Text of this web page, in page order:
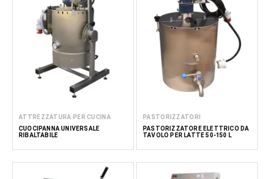
dispositivo di miscelazione
che possono essere installate
su piani di cottura (gas, elettrici, a induzione). Una categoria
separata può anche includere sistemi speciali che
consentono sia il riscaldamento che il raffreddamento del
prodotto utilizzando un dispositivo; tali sistemi di cottura
includono la tecnologia
Cook & Chill
. Questo dispositivo
consente, grazie a diverse sezioni indipendenti, di eseguire
costantemente funzioni di riscaldamento e raffreddamento
con trasferimento automatico del prodotto da una sezione
all'altra.
, quando due o più caldaie possono
ATTREZZATURA PER CUCINA
CUOCIPANNA UNIVERSALE
RIBALTABILE
PASTORIZZATORI
PASTORIZZATORE ELETTRICO DA
TAVOLO PER LATTE 50-150 L